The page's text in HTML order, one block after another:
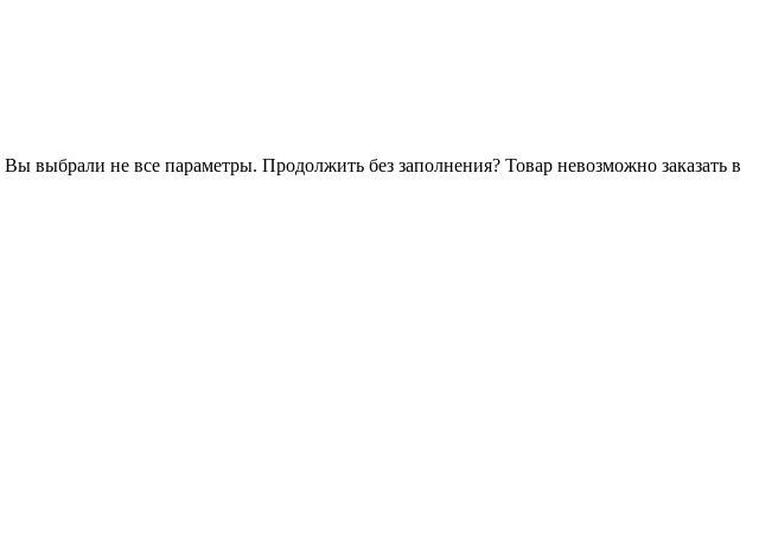
Вы выбрали не все параметры. Продолжить без заполнения? Товар невозможно заказать в